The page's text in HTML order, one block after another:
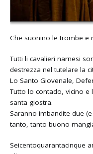
Che suonino le trombe e
Tutti li cavalieri narnesi
destrezza nel tutelare la
Lo Santo Giovenale,
Tutto lo contado, vicino e
santa giostra.
Saranno imbandite due
tanto, tanto buono
Seicentoquarantacinque